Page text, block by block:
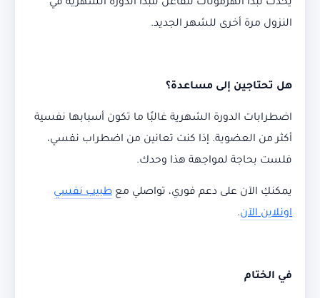
يحدث تبدأ الهرمونات تتفاعل لتبدأ الدورة الشهرية في
النزول مرة أخرى للشهر الجديد.
هل تحتاجين إلى مساعدة؟
اضطرابات الدورة الشهرية غالبًا ما تكون أسبابها نفسية
أكثر من العضوية. إذا كنت تعانين من اضطراب نفسي،
فلست بحاجة لمواجهة هذا وحدك.
يمكنكِ الآن على دعم فوري، تواصلي مع طبيب نفسي
اونلاين الآن.
في الختام